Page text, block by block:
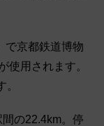
で京都鉄道博物
使用されます。
の22.4km。停